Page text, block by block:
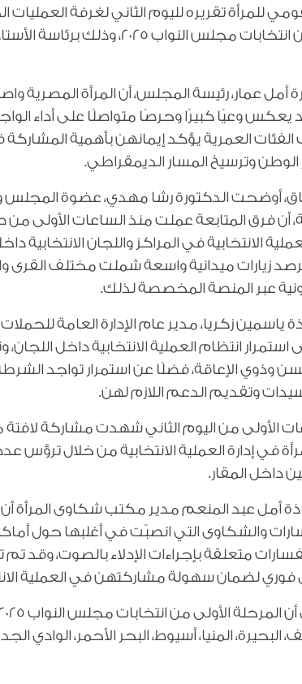
للمرأة تقريره لليوم الثاني لغرفة العمليات
المرحلة الأولى من انتخابات مجلس
عمار، رئيسة المجلس، أن المرأة المصرية
وعيًا كبيرًا وحرصًا متواصلًا على أداء
العمرية يؤكد إيمانهن بأهمية
وترسيخ المسار الديمقراطي.
أوضحت الدكتورة رشا مهدي، عضوة المجلس
أن فرق المتابعة عملت منذ الساعات الأولى
الانتخابية في المراكز واللجان
برصد زيارات ميدانية واسعة شملت مختلف القرى
عبر المنصة المخصصة لذلك.
ياسمين زكريا، مدير عام الإدارة العامة للحملات
استمرار انتظام العملية الانتخابية داخل
وذوي الإعاقة، فضلًا عن استمرار تواجد الشرطة
وتقديم الدعم اللازم لهن.
في إدارة العملية الانتخابية من خلال
داخل المقار.
والشكاوى التي انصبّت في أغلبها حول أماكن
متعلقة بإجراءات الإدلاء بالصوت، وقد
فوري لضمان سهولة مشاركتهن في العملية
المنيا، أسيوط، البحر الأحمر، الوادي